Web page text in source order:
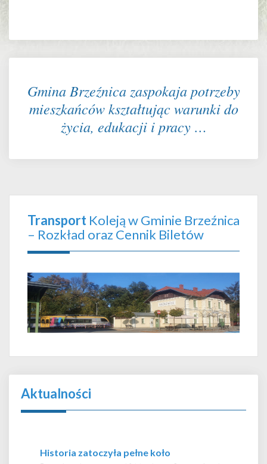
Gmina Brzeźnica zaspokaja potrzeby
mieszkańców kształtując warunki do
życia, edukacji i pracy …
Transport Koleją w Gminie Brzeźnica
– Rozkład oraz Cennik Biletów
Aktualności
Historia zatoczyła pełne koło